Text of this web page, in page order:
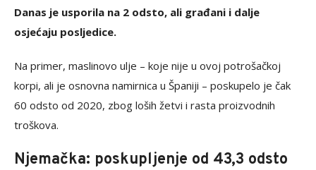
Danas je usporila na 2 odsto, ali građani i dalje
osjećaju posljedice.
Na primer, maslinovo ulje – koje nije u ovoj potrošačkoj
korpi, ali je osnovna namirnica u Španiji – poskupelo je čak
60 odsto od 2020, zbog loših žetvi i rasta proizvodnih
troškova.
Njemačka: poskupljenje od 43,3 odsto